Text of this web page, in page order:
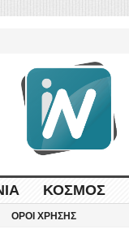
ΚΌΣΜΟΣ
ΌΡΟΙ ΧΡΉΣΗΣ